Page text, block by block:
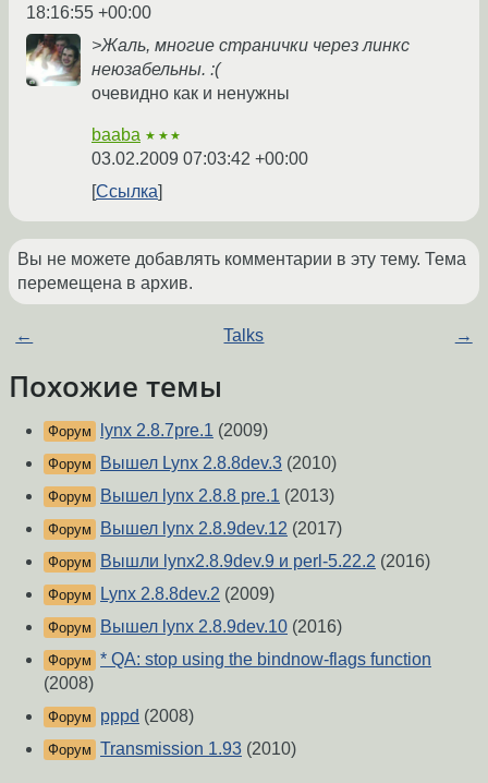
18:16:55 +00:00
>Жаль, многие странички через линкс
неюзабельны. :(
очевидно как и ненужны
baaba ★★★
03.02.2009 07:03:42 +00:00
Ссылка
Вы не можете добавлять комментарии в эту тему. Тема
перемещена в архив.
← Talks →
Похожие темы
Форум lynx 2.8.7pre.1 (2009)
Форум Вышел Lynx 2.8.8dev.3 (2010)
Форум Вышел lynx 2.8.8 pre.1 (2013)
Форум Вышел lynx 2.8.9dev.12 (2017)
Форум Вышли lynx2.8.9dev.9 и perl-5.22.2 (2016)
Форум Lynx 2.8.8dev.2 (2009)
Форум Вышел lynx 2.8.9dev.10 (2016)
Форум * QA: stop using the bindnow-flags function
(2008)
Форум pppd (2008)
Форум Transmission 1.93 (2010)